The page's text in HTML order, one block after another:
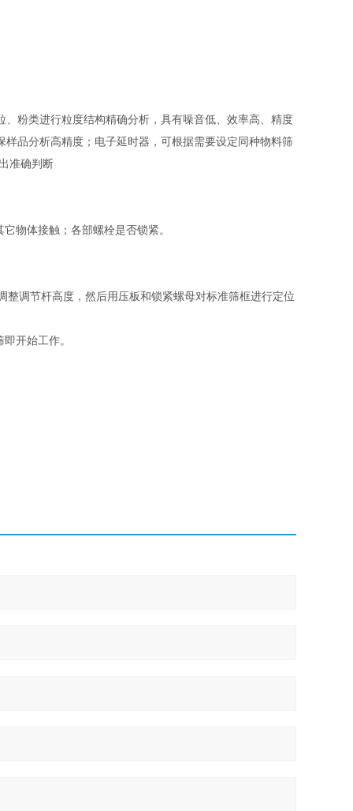
粉类进行粒度结构精确分析，具有噪音低、效率高、精度
品分析高精度；电子延时器，可根据需要设定同种物料筛
准确判断
物体接触；各部螺栓是否锁紧。
调节杆高度，然后用压板和锁紧螺母对标准筛框进行定位
开始工作。